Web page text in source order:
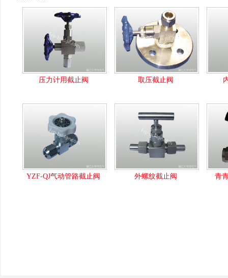
压力计用截止阀 取压截止阀
YZF-QJ气动管路截止阀 外螺纹截止阀 青